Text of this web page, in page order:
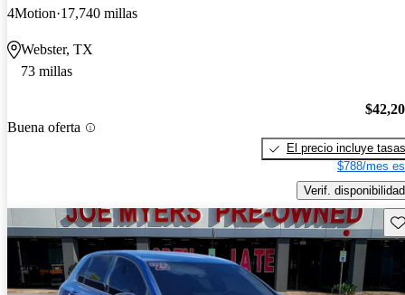
4Motion 17,740 millas
Webster, TX
73 millas
Buena oferta
El precio incluye tasas
$788/mes
Verif. disponibilidad